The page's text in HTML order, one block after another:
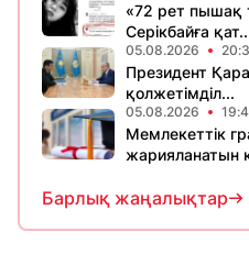
«72 рет пышақ
Серікбайға
05.08.2026
Президент
қолжетімділ...
05.08.2026
Мемлекеттік
жарияланатын
Барлық жаңалықтар